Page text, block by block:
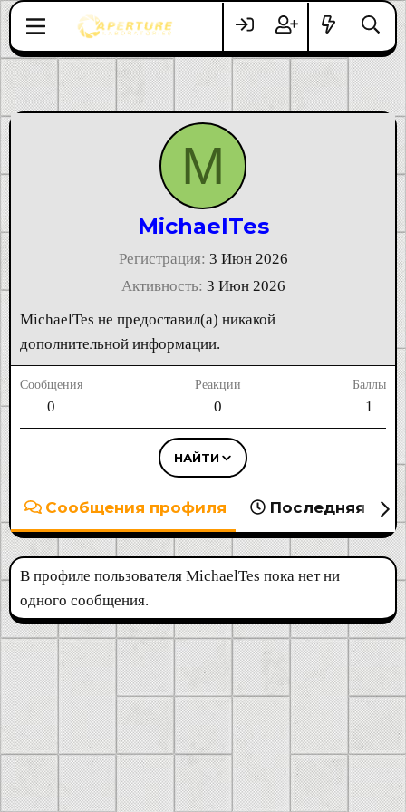
M
MichaelTes
Регистрация 3 Июн 2026
Активность 3 Июн 2026
MichaelTes не предоставил(а) никакой
дополнительной информации.
Сообщения
0
Реакции
0
Баллы
1
НАЙТИ
Сообщения профиля Последняя
В профиле пользователя MichaelTes пока нет ни
одного сообщения.